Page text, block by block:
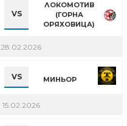
VS
ЛОКОМОТИВ
(ГОРНА
ОРЯХОВИЦА)
28.02.2026
VS МИНЬОР
15.02.2026